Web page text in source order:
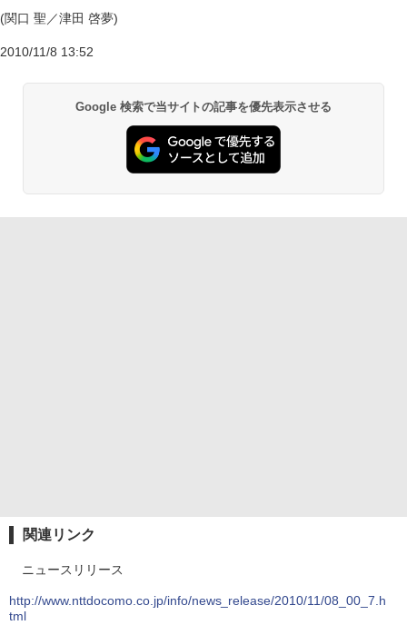
(関口 聖／津田 啓夢)
2010/11/8 13:52
Google 検索で当サイトの記事を優先表示させる
関連リンク
ニュースリリース
http://www.nttdocomo.co.jp/info/news_release/2010/11/08_00_7.h
tml